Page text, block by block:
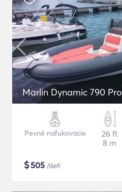
Marlin Dynamic 790 Pro
Pevné nafukovacie
26 ft
8 m
$505 /deň